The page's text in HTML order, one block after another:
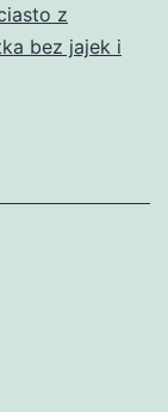
z
bez jajek i